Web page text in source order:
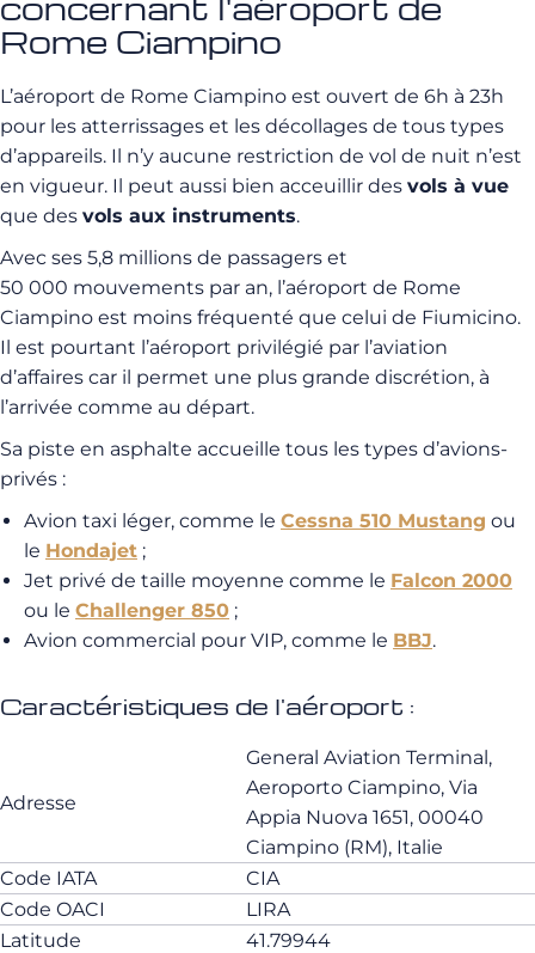
Rome Ciampino
L’aéroport de Rome Ciampino est ouvert de 6h à 23h
pour les atterrissages et les décollages de tous types
d’appareils. Il n’y aucune restriction de vol de nuit n’est
en vigueur. Il peut aussi bien acceuillir des vols à vue
que des vols aux instruments.
Avec ses 5,8 millions de passagers et
50 000 mouvements par an, l’aéroport de Rome
Ciampino est moins fréquenté que celui de Fiumicino.
Il est pourtant l’aéroport privilégié par l’aviation
d’affaires car il permet une plus grande discrétion, à
l’arrivée comme au départ.
Sa piste en asphalte accueille tous les types d’avions-
privés :
Avion taxi léger, comme le Cessna 510 Mustang ou
le Hondajet ;
Jet privé de taille moyenne comme le Falcon 2000
ou le Challenger 850 ;
Avion commercial pour VIP, comme le BBJ.
Caractéristiques de l'aéroport :
Adresse
General Aviation Terminal,
Aeroporto Ciampino, Via
Appia Nuova 1651, 00040
Ciampino (RM), Italie
Code IATA
CIA
Code OACI
LIRA
Latitude
41.79944